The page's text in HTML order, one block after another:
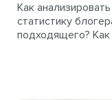
Как
статистику
подходящего? Как